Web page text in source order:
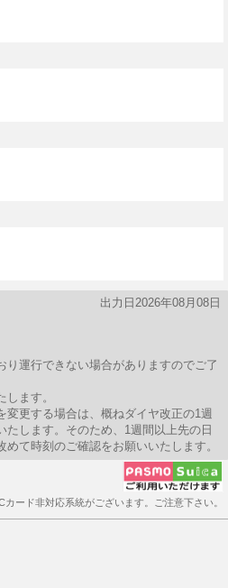
出力日2026年08月08日
運行できない場合がありますのでご了
ます。
変更する場合は、概ねダイヤ改正の1週
たします。そのため、1週間以上先の日
て時刻のご確認をお願いいたします。
ード非対応系統がございます。ご注意下さい。